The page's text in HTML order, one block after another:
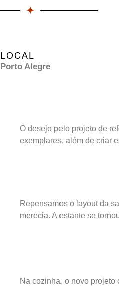
LOCAL
Porto Alegre
O desejo pelo projeto de
exemplares, além de criar
Repensamos o layout da
merecia. A estante se
Na cozinha, o novo